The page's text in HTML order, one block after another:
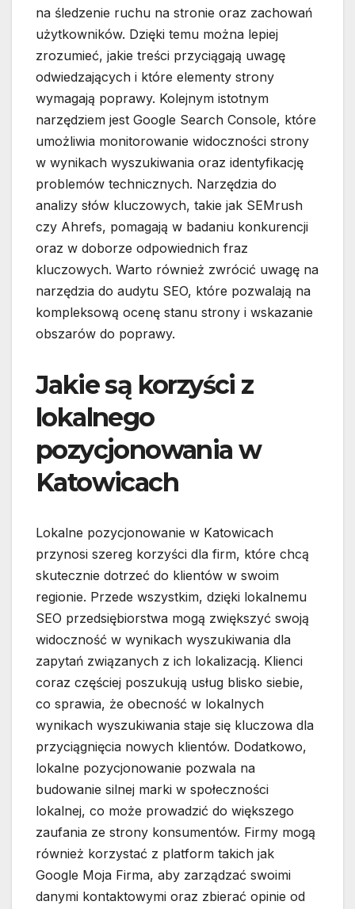
na śledzenie ruchu na stronie oraz zachowań
użytkowników. Dzięki temu można lepiej
zrozumieć, jakie treści przyciągają uwagę
odwiedzających i które elementy strony
wymagają poprawy. Kolejnym istotnym
narzędziem jest Google Search Console, które
umożliwia monitorowanie widoczności strony
w wynikach wyszukiwania oraz identyfikację
problemów technicznych. Narzędzia do
analizy słów kluczowych, takie jak SEMrush
czy Ahrefs, pomagają w badaniu konkurencji
oraz w doborze odpowiednich fraz
kluczowych. Warto również zwrócić uwagę na
narzędzia do audytu SEO, które pozwalają na
kompleksową ocenę stanu strony i wskazanie
obszarów do poprawy.
Jakie są korzyści z
lokalnego
pozycjonowania w
Katowicach
Lokalne pozycjonowanie w Katowicach
przynosi szereg korzyści dla firm, które chcą
skutecznie dotrzeć do klientów w swoim
regionie. Przede wszystkim, dzięki lokalnemu
SEO przedsiębiorstwa mogą zwiększyć swoją
widoczność w wynikach wyszukiwania dla
zapytań związanych z ich lokalizacją. Klienci
coraz częściej poszukują usług blisko siebie,
co sprawia, że obecność w lokalnych
wynikach wyszukiwania staje się kluczowa dla
przyciągnięcia nowych klientów. Dodatkowo,
lokalne pozycjonowanie pozwala na
budowanie silnej marki w społeczności
lokalnej, co może prowadzić do większego
zaufania ze strony konsumentów. Firmy mogą
również korzystać z platform takich jak
Google Moja Firma, aby zarządzać swoimi
danymi kontaktowymi oraz zbierać opinie od